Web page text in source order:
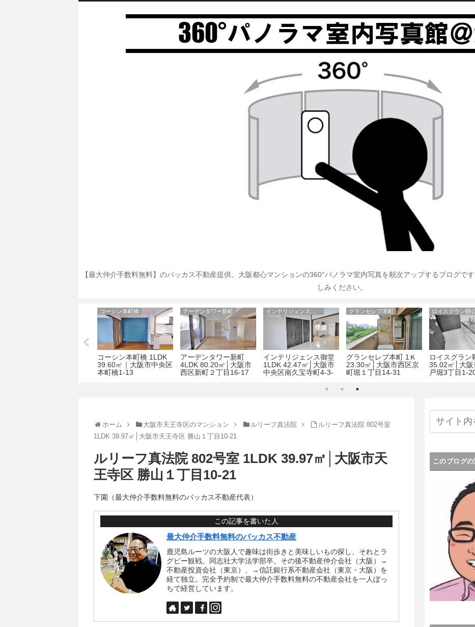
【最大仲介手数料無料】のバッカス不動産提供。大阪都心マンションの360°パノラマ室内写真を順次アップするブログで
しみください。
コーシン本町橋
コーシン本町橋 1LDK
39.60㎡｜大阪市中央区
本町橋1-13
アーデンタワー新町
アーデンタワー新町
4LDK 80.20㎡│大阪市
西区新町２丁目16-17
インテリジェンス御堂
1LDK 42.47㎡│大阪市
中央区南久宝寺町4-3-
グランセレブ本町
グランセレブ本町 1Ｋ
23.30㎡│大阪市西区京
町堀１丁目14-31
ロイスグラン靱
ロイスグラン
35.02㎡│大阪
戸堀3丁目1-
ホーム 大阪市天王寺区のマンション ルリーフ真法院
ルリーフ真法院 802号室
1LDK 39.97㎡│大阪市天王寺区 勝山１丁目10-21
ルリーフ真法院 802号室 1LDK 39.97㎡│大阪市天
王寺区 勝山１丁目10-21
下園（最大仲介手数料無料のバッカス不動産代表）
この記事を書いた人
最大仲介手数料無料のバッカス不動産
鹿児島ルーツの大阪人で趣味は街歩きと美味しいもの探し、それとラ
グビー観戦。同志社大学法学部卒。その後不動産仲介会社（大阪）→
不動産投資会社（東京）、→信託銀行系不動産会社（東京・大阪）を
経て独立。完全予約制で最大仲介手数料無料の不動産会社を一人ぼっ
ちで経営しています。
このブログ